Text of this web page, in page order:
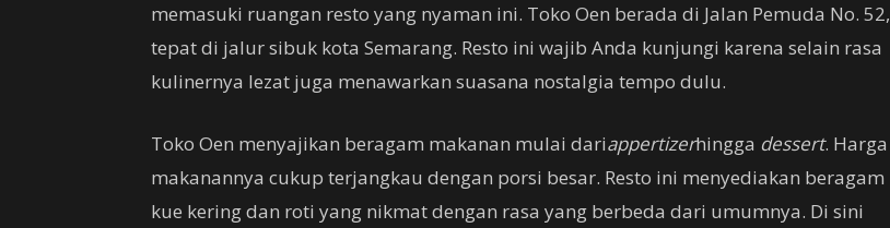
memasuki ruangan resto yang nyaman ini. Toko Oen berada di Jalan Pemuda No. 52,
tepat di jalur sibuk kota Semarang. Resto ini wajib Anda kunjungi karena selain rasa
kulinernya lezat juga menawarkan suasana nostalgia tempo dulu.
Toko Oen menyajikan beragam makanan mulai dariappertizerhingga dessert. Harga
makanannya cukup terjangkau dengan porsi besar. Resto ini menyediakan beragam
kue kering dan roti yang nikmat dengan rasa yang berbeda dari umumnya. Di sini